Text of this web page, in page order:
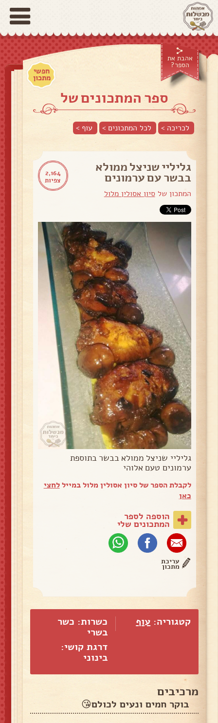
אהבת את
הספר?
חפשי
מתכון
ספר המתכונים של
לכריכה > לכל המתכונים > עוף >
2,164
צפיות
גליליי שניצל ממולא
בבשר עם ערמונים
המתכון שלסיון אסולין מלול
גליליי שניצל ממולא בבשר בתוספת
ערמונים טעם אלוהי
לקבלת הספר של סיון אסולין מלול במייללחצי
כאן
הוספה לספר
המתכונים שלי
עריכת
מתכון
קטגוריה: עוף
כשרות: כשר
בשרי
דרגת קושי:
בינוני
מרכיבים
בוקר חמים ונעים לכולם😘